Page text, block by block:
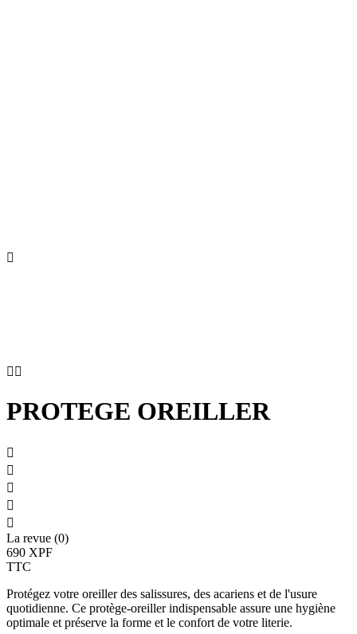

 
PROTEGE OREILLER





La revue (0)
690 XPF
TTC
Protégez votre oreiller des salissures, des acariens et de l'usure
quotidienne. Ce protège-oreiller indispensable assure une hygiène
optimale et préserve la forme et le confort de votre literie.